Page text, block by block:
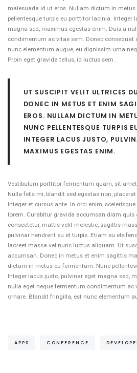
malesuada id ut eros. Nullam dictum in
pellentesque turpis eu porttitor lacinia. Integer
magna sed, maximus egestas enim. Duis a
condimentum ac vitae sem. Donec consequat
nunc elementum augue, eu dignissim urna
Proin eget gravida tellus, id luctus sem.
UT SUSCIPIT VELIT ULTRICES
DONEC IN METUS ET ENIM
EROS. NULLAM DICTUM IN
NUNC PELLENTESQUE TURPIS
INTEGER LACUS JUSTO,
MAXIMUS EGESTAS ENIM.
Vestibulum porttitor fermentum quam, sit
Nulla felis mi, blandit sed egestas non,
Integer et cursus ante. In orci enim,
lorem. Curabitur gravida accumsan diam quis
consectetur, mattis velit molestie, sagittis
pulvinar hendrerit eu et turpis. Etiam eu
laoreet massa vel nunc luctus aliquam. Ut
accumsan. Donec in metus et enim sagittis
dictum in metus eu fermentum. Nunc
Integer lacus justo, pulvinar eget magna sed,
nulla eget neque fermentum condimentum ac
ornare. Blandit fringilla, est nunc elementum
APPS CONFERENCE